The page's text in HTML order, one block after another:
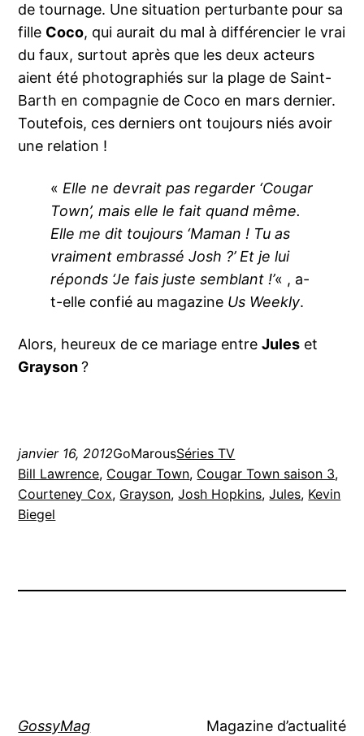
de tournage. Une situation perturbante pour sa
fille Coco, qui aurait du mal à différencier le vrai
du faux, surtout après que les deux acteurs
aient été photographiés sur la plage de Saint-
Barth en compagnie de Coco en mars dernier.
Toutefois, ces derniers ont toujours niés avoir
une relation !
«Elle ne devrait pas regarder ‘Cougar
Town’, mais elle le fait quand même.
Elle me dit toujours ‘Maman ! Tu as
vraiment embrassé Josh ?’ Et je lui
réponds ‘Je fais juste semblant !’« , a-
t-elle confié au magazine Us Weekly.
Alors, heureux de ce mariage entreJules et
Grayson?
janvier 16, 2012GoMarousSéries TV
Bill Lawrence, Cougar Town, Cougar Town saison 3
Courteney Cox, Grayson, Josh Hopkins, Jules, Kevin
Biegel
GossyMag Magazine d’actualité